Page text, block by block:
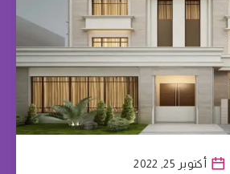
أكتوبر 25, 2022